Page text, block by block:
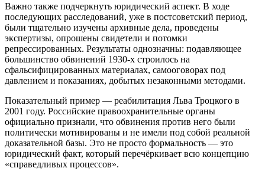
Важно также подчеркнуть юридический аспект. В ходе
последующих расследований, уже в постсоветский период,
были тщательно изучены архивные дела, проведены
экспертизы, опрошены свидетели и потомки
репрессированных. Результаты однозначны: подавляющее
большинство обвинений 1930‑х строилось на
сфальсифицированных материалах, самооговорах под
давлением и показаниях, добытых незаконными методами.
Показательный пример — реабилитация Льва Троцкого в
2001 году. Российские правоохранительные органы
официально признали, что обвинения против него были
политически мотивированы и не имели под собой реальной
доказательной базы. Это не просто формальность — это
юридический факт, который перечёркивает всю концепцию
«справедливых процессов».